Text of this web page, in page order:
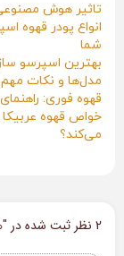
تاثیر هوش
انواع پودر قهوه
شما
مدل‌ها و نکات مهم
قهوه فوری:
خواص قهوه
می‌کند؟
2 نظر ثبت شده در "